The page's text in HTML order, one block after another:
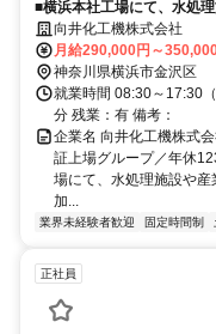
ネージャー
■横浜本社工場にて、水処
の製作・加工を担当します
を支えるモノづくりの一端
です。
向井化工機株式会社
月給290,000円～
神奈川県横浜市金沢区
就業時間 08:30～17:30
分 残業：有 備考：
企業名 向井化工機株式
証上場グループ／年休
場にて、水処理施設や産
加...
業界未経験者歓迎 固定時間制
正社員